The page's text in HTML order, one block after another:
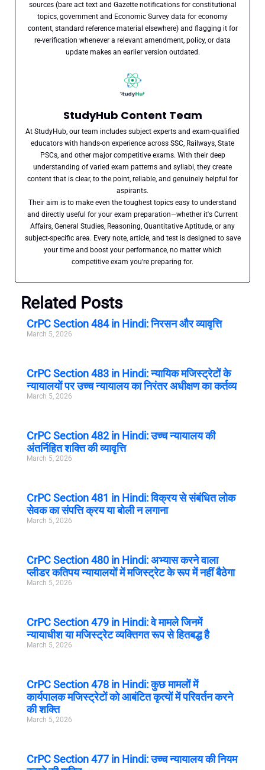
sources (bare act text and Gazette notifications for constitutional
topics, government and Economic Survey data for economy
content, standard reference material elsewhere) and flagging it for
re-verification whenever a relevant amendment, policy, or data
update makes an earlier version outdated.
StudyHub Content Team
At StudyHub, our team includes subject experts and exam-qualified
educators with hands-on experience across SSC, Railways, State
PSCs, and other major competitive exams. With their deep
understanding of varied exam patterns and syllabi, they create
content that is clear, to the point, reliable, and genuinely helpful for
aspirants.
Their aim is to make even the toughest topics easy to understand
and directly useful for your exam preparation—whether it's Current
Affairs, General Studies, Reasoning, Quantitative Aptitude, or any
subject-specific area. Every note, article, and test is designed to save
your time and boost your performance, no matter which
competitive exam you're preparing for.
Related Posts
CrPC Section 484 in Hindi: निरसन और व्यावृत्ति
March 5, 2026
CrPC Section 483 in Hindi: न्यायिक मजिस्ट्रेटों के
न्यायालयों पर उच्च न्यायालय का निरंतर अधीक्षण का कर्तव्य
March 5, 2026
CrPC Section 482 in Hindi: उच्च न्यायालय की
अंतर्निहित शक्ति की व्यावृत्ति
March 5, 2026
CrPC Section 481 in Hindi: विक्रय से संबंधित लोक
सेवक का संपत्ति क्रय या बोली न लगाना
March 5, 2026
CrPC Section 480 in Hindi: अभ्यास करने वाला
प्लीडर कतिपय न्यायालयों में मजिस्ट्रेट के रूप में नहीं बैठेगा
March 5, 2026
CrPC Section 479 in Hindi: वे मामले जिनमें
न्यायाधीश या मजिस्ट्रेट व्यक्तिगत रूप से हितबद्ध है
March 5, 2026
CrPC Section 478 in Hindi: कुछ मामलों में
कार्यपालक मजिस्ट्रेटों को आबंटित कृत्यों में परिवर्तन करने
की शक्ति
March 5, 2026
CrPC Section 477 in Hindi: उच्च न्यायालय की नियम